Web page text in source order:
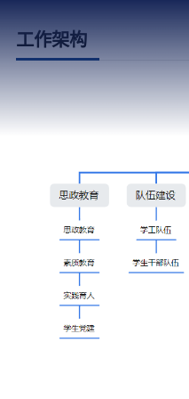
工作架构